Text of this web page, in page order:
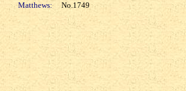
Matthews: No.1749